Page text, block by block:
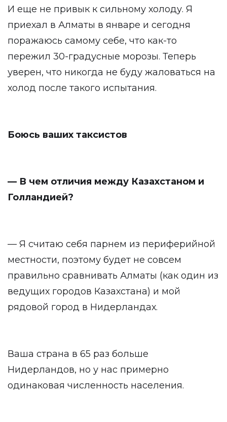
И еще не привык к сильному холоду. Я
приехал в Алматы в январе и сегодня
поражаюсь самому себе, что как-то
пережил 30-градусные морозы. Теперь
уверен, что никогда не буду жаловаться на
холод после такого испытания.
Боюсь ваших таксистов
— В чем отличия между Казахстаном и
Голландией?
— Я считаю себя парнем из периферийной
местности, поэтому будет не совсем
правильно сравнивать Алматы (как один из
ведущих городов Казахстана) и мой
рядовой город в Нидерландах.
Ваша страна в 65 раз больше
Нидерландов, но у нас примерно
одинаковая численность населения.